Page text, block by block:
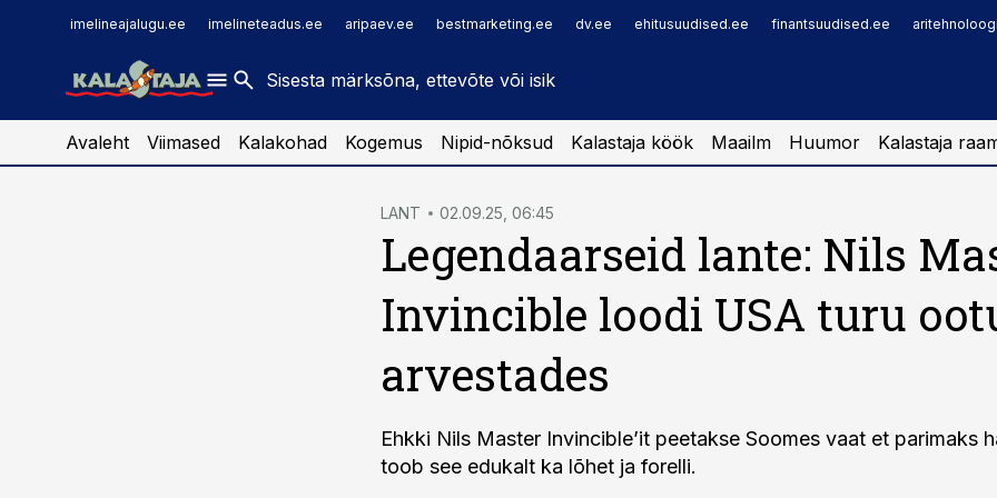
imelineajalugu.ee imelineteadus.ee aripaev.ee bestmarketing.ee dv.ee ehitusuudised.ee finantsuudised.ee
imelineteadus.ee
kaubandus.ee
toostusuudised.ee
Avaleht Viimased Kalakohad Kogemus Nipid-nõksud Kalastaja köök Maailm Huumor Kalastaja
LANT 02.09.25, 06:45
Legendaarseid lante: Nils
Invincible loodi USA turu
arvestades
Ehkki Nils Master Invincible’it peetakse Soomes vaat et parimaks
toob see edukalt ka lõhet ja forelli.